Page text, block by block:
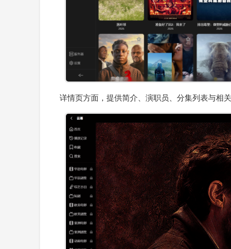
详情页方面，提供简介、演职员、分集列表与相